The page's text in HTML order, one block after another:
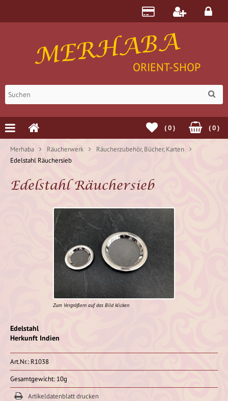
MERHABA
ORIENT-SHOP
(0)
(0)
Merhaba Räucherwerk
Räucherzubehör, Bücher, Karten
Edelstahl Räuchersieb
Edelstahl Räuchersieb
Zum Vergrößern auf das Bild klicken
Edelstahl
Herkunft Indien
Art.Nr.: R1038
Gesamtgewicht: 10g
Artikeldatenblatt drucken